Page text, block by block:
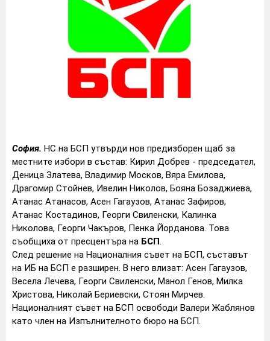
София. НС на БСП утвърди нов предизборен щаб за
местните избори в състав: Кирил Добрев - председател,
Деница Златева, Владимир Москов, Вяра Емилова,
Драгомир Стойнев, Ивелин Николов, Бояна Бозаджиева,
Атанас Атанасов, Асен Гагаузов, Атанас Зафиров,
Атанас Костадинов, Георги Свиленски, Калинка
Николова, Георги Чакъров, Пенка Йорданова. Това
съобщиха от пресцентъра на БСП
След решение на Националния съвет на БСП, съставът
на ИБ на БСП е разширен. В него влизат: Асен Гагаузов,
Весела Лечева, Георги Свиленски, Манол Генов, Милка
Христова, Николай Бериевски, Стоян Мирчев.
Националният съвет на БСП освободи Валери Жаблянов
като член на Изпълнителното бюро на БСП.